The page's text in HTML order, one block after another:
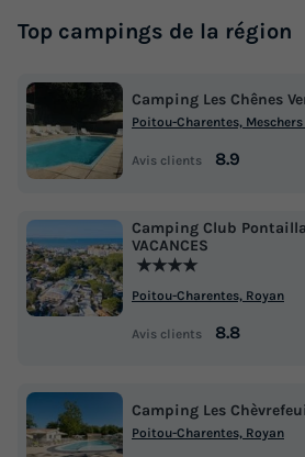
Top campings de la région
Camping Les Chênes
Poitou-Charentes,
Avis clients 8.9
Camping Club
VACANCES
★★★★
Poitou-Charentes, Royan
Avis clients 8.8
Camping Les
Poitou-Charentes, Royan